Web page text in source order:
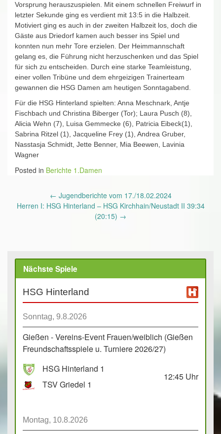
Vorsprung herauszuspielen. Mit einem schnellen Freiwurf in
letzter Sekunde ging es verdient mit 13:5 in die Halbzeit.
Motiviert ging es auch in der zweiten Halbzeit los, doch die
Gäste aus Driedorf kamen auch besser ins Spiel und
konnten nun mehr Tore erzielen. Der Heimmannschaft
gelang es, die Führung nicht herzuschenken und das Spiel
für sich zu entscheiden. Durch eine starke Teamleistung,
einer vollen Tribüne und dem ehrgeizigen Trainerteam
gewannen die HSG Damen am heutigen Sonntagabend.
Für die HSG Hinterland spielten: Anna Meschnark, Antje
Fischbach und Christina Biberger (Tor); Laura Pusch (8),
Alicia Wehn (7), Luisa Gemmecke (6), Patricia Eibeck(1),
Sabrina Ritzel (1), Jacqueline Frey (1), Andrea Gruber,
Nasstasja Schmidt, Jette Benner, Mia Beewen, Lavinia
Wagner
Posted in Berichte 1.Damen
navigation
← Jugendberichte vom 17./18.02.2024
Herren I: HSG Hinterland – HSG Kirchhain/Neustadt II 39:34
(20:15) →
Nächste Spiele
HSG Hinterland
Sonntag, 9.8.2026
Gießen - Vereins-Event Frauen/weiblich (Gießen
Freundschaftsspiele u. Turniere 2026/27)
HSG Hinterland 1
TSV Griedel 1
12:45 Uhr
Montag, 10.8.2026